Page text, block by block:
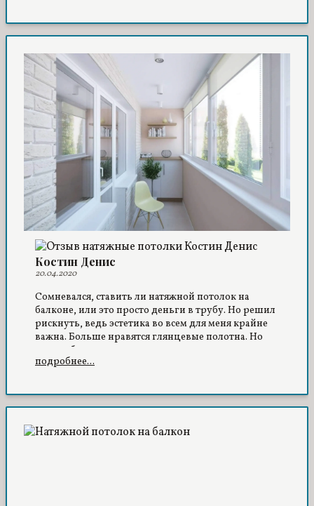
красовался на балконе. Пылесосом пройдусь и уже
чистый, провода не выступают, да и как-то уютно
Костин Денис
20.04.2020
Сомневался, ставить ли натяжной потолок на
балконе, или это просто деньги в трубу. Но решил
рискнуть, ведь эстетика во всем для меня крайне
важна. Больше нравятся глянцевые полотна. Но
когда обратился с заказом, специалисты
посоветовали тканевый вариант, потому, что
совет, третий год стоит – ни деформаций, ни
потери цвета, даже воду удерживал, когда сверху
потолке в ванную.
подробнее...